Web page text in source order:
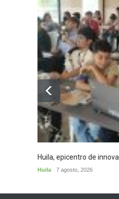
Huila, epicentro de
Huila 7 agosto, 2026